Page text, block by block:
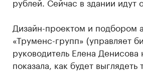
Дизайн-проектом и подбором
«Труменс-групп» (управляет
руководитель Елена
показала, как будет